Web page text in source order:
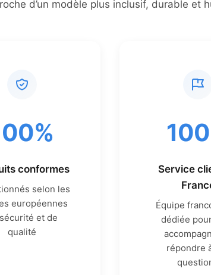
d’un modèle plus inclusif, durable et
conformes
selon les
européennes
et de
qualité
Service
Équipe
dédiée
répondre